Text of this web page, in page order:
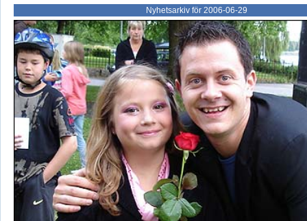
Nyhetsarkiv för 2006-06-29